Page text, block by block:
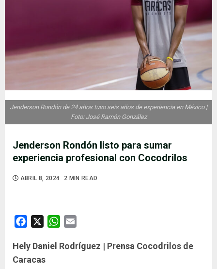
Jenderson Rondón listo para sumar
experiencia profesional con Cocodrilos
ABRIL 8, 2024 2 MIN READ
Jenderson Rondón de 24 años tuvo seis años de experiencia en México |
Foto: José Ramón González
Facebook WhatsApp
Hely Daniel Rodríguez | Prensa Cocodrilos de
Caracas